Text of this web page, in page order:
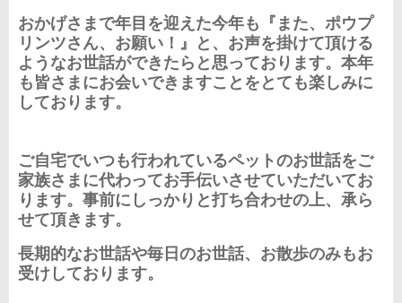
おかげさまで年目を迎えた今年も『また、ポウプ
リンツさん、お願い！』と、お声を掛けて頂ける
ようなお世話ができたらと思っております。本年
も皆さまにお会いできますことをとても楽しみに
しております。
ご自宅でいつも行われているペットのお世話をご
家族さまに代わってお手伝いさせていただいてお
ります。事前にしっかりと打ち合わせの上、承ら
せて頂きます。
長期的なお世話や毎日のお世話、お散歩のみもお
受けしております。